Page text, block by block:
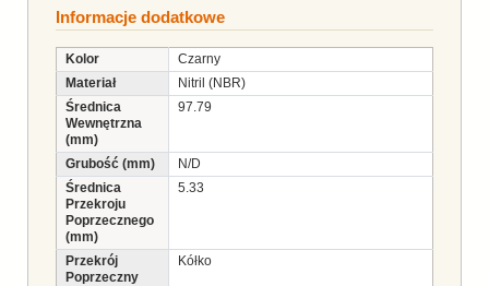
Informacje dodatkowe
Kolor
Czarny
Materiał
Nitril (NBR)
Średnica
Wewnętrzna
(mm)
97.79
Grubość (mm)
N/D
Średnica
Przekroju
Poprzecznego
(mm)
5.33
Przekrój
Poprzeczny
Kółko